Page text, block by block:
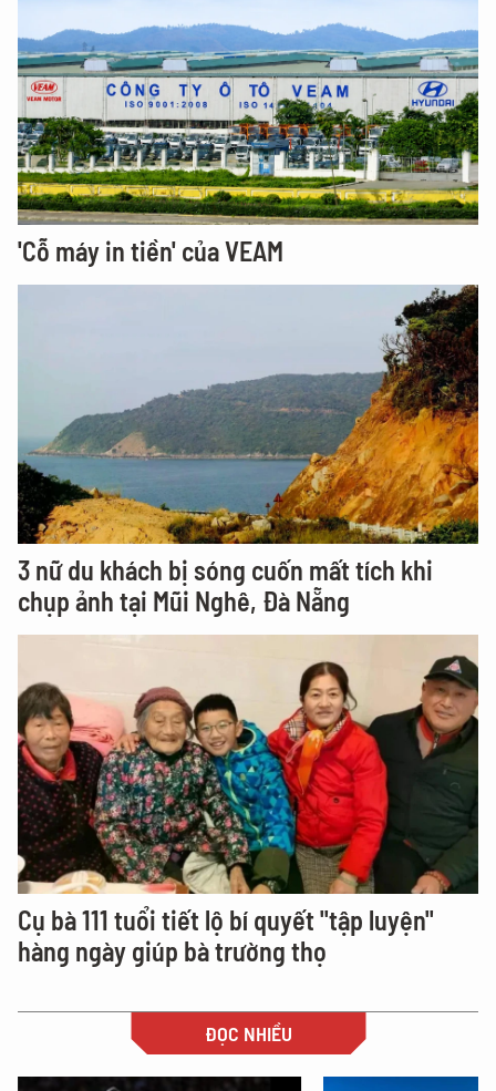
'Cỗ máy in tiền' của VEAM
3 nữ du khách bị sóng cuốn mất tích khi
chụp ảnh tại Mũi Nghê, Đà Nẵng
Cụ bà 111 tuổi tiết lộ bí quyết "tập luyện"
hàng ngày giúp bà trường thọ
ĐỌC NHIỀU